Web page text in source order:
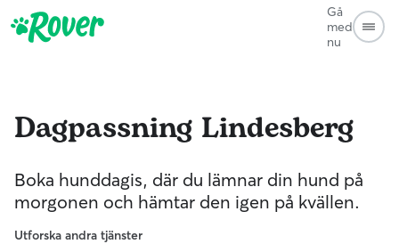
Gå
med
nu
Dagpassning Lindesberg
Boka hunddagis, där du lämnar din hund på
morgonen och hämtar den igen på kvällen.
Utforska andra tjänster